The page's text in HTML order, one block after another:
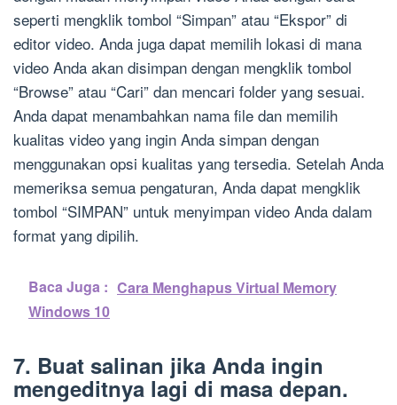
seperti mengklik tombol “Simpan” atau “Ekspor” di
editor video. Anda juga dapat memilih lokasi di mana
video Anda akan disimpan dengan mengklik tombol
“Browse” atau “Cari” dan mencari folder yang sesuai.
Anda dapat menambahkan nama file dan memilih
kualitas video yang ingin Anda simpan dengan
menggunakan opsi kualitas yang tersedia. Setelah Anda
memeriksa semua pengaturan, Anda dapat mengklik
tombol “SIMPAN” untuk menyimpan video Anda dalam
format yang dipilih.
Baca Juga : Cara Menghapus Virtual Memory
Windows 10
7. Buat salinan jika Anda ingin
mengeditnya lagi di masa depan.